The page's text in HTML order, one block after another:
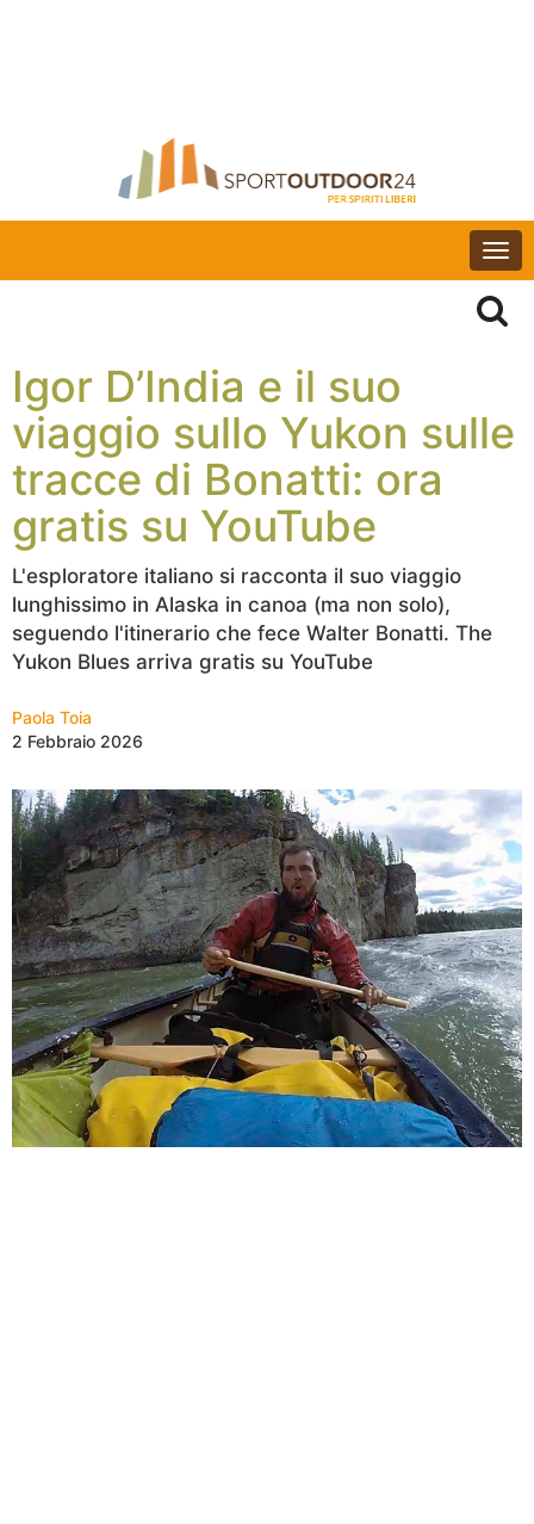
Igor D’India e il suo
viaggio sullo Yukon sulle
tracce di Bonatti: ora
gratis su YouTube
L'esploratore italiano si racconta il suo viaggio
lunghissimo in Alaska in canoa (ma non solo),
seguendo l'itinerario che fece Walter Bonatti. The
Yukon Blues arriva gratis su YouTube
Paola Toia
2 Febbraio 2026